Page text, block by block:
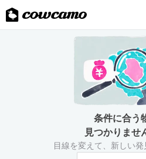
条件に合う
見つかりませ
目線を変えて、新しい発